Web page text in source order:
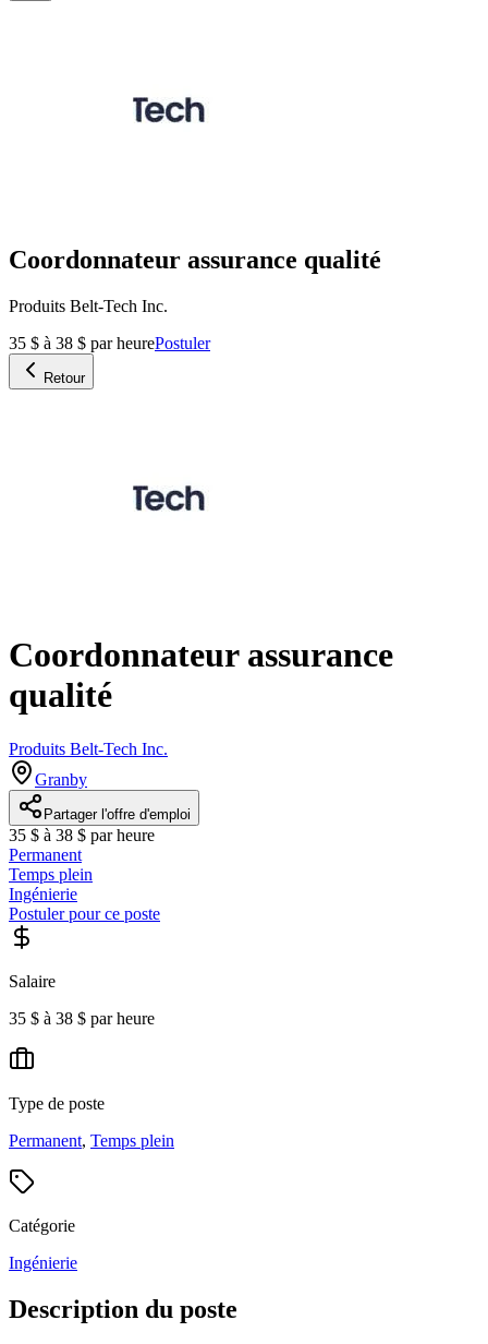
Coordonnateur assurance qualité
Produits Belt-Tech Inc.
35 $ à 38 $ par heurePostuler
Retour
Coordonnateur assurance
qualité
Produits Belt-Tech Inc.
Granby
Partager l'offre d'emploi
35 $ à 38 $ par heure
Permanent
Temps plein
Ingénierie
Postuler pour ce poste
Salaire
35 $ à 38 $ par heure
Type de poste
Permanent, Temps plein
Catégorie
Ingénierie
Description du poste